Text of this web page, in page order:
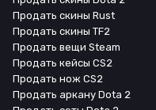
Продать скины Rust
Продать скины TF2
Продать вещи Steam
Продать кейсы CS2
Продать нож CS2
Продать аркану Dota 2